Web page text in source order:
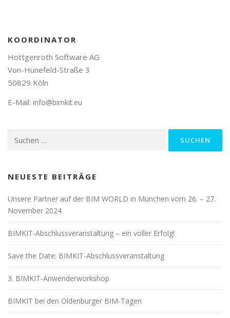
KOORDINATOR
Hottgenroth Software AG
Von-Hünefeld-Straße 3
50829 Köln
E-Mail: info@bimkit.eu
nach:
NEUESTE BEITRÄGE
Unsere Partner auf der BIM WORLD in München vom 26. – 27.
November 2024
BIMKIT-Abschlussveranstaltung – ein voller Erfolg!
Save the Date: BIMKIT-Abschlussveranstaltung
3. BIMKIT-Anwenderworkshop
BIMKIT bei den Oldenburger BIM-Tagen